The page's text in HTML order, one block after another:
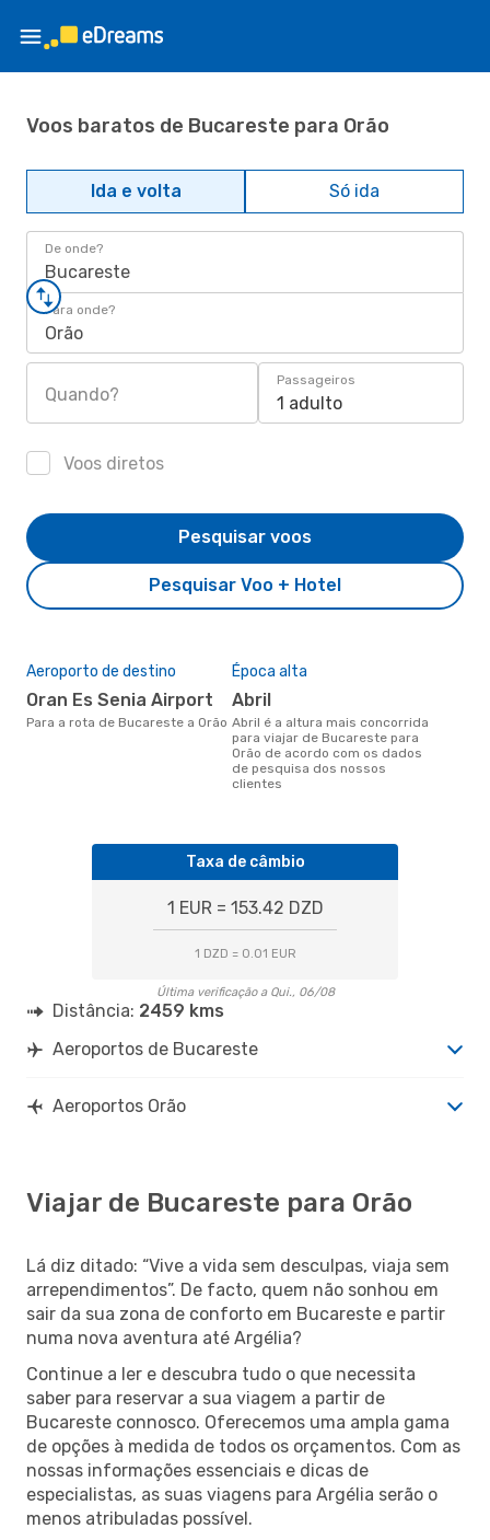
Voos baratos de Bucareste para Orão
Ida e volta Só ida
De onde?
Bucareste
Para onde?
Orão
Quando?
Passageiros
1 adulto
Voos diretos
Pesquisar Voo + Hotel
Pesquisar voos
Aeroporto de destino
Oran Es Senia Airport
Para a rota de Bucareste a Orão
Época alta
abril
abril é a altura mais concorrida
para viajar de Bucareste para
Orão de acordo com os dados
de pesquisa dos nossos
clientes
Taxa de câmbio
1 EUR = 153.42 DZD
1 DZD = 0.01 EUR
Última verificação a Qui., 06/08
Distância: 2459 kms
Aeroportos de Bucareste
Aeroportos Orão
Viajar de Bucareste para Orão
Lá diz ditado: “Vive a vida sem desculpas, viaja sem
arrependimentos”. De facto, quem não sonhou em
sair da sua zona de conforto em Bucareste e partir
numa nova aventura até Argélia?
Continue a ler e descubra tudo o que necessita
saber para reservar a sua viagem a partir de
Bucareste connosco. Oferecemos uma ampla gama
de opções à medida de todos os orçamentos. Com as
nossas informações essenciais e dicas de
especialistas, as suas viagens para Argélia serão o
menos atribuladas possível.